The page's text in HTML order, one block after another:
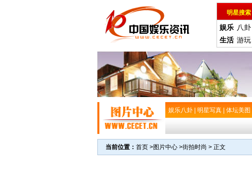
明星搜索
娱乐 八卦
生活 游玩
娱乐八卦 明星写真 体坛美图
当前位置： 首页 >图片中心 >街拍时尚 > 正文